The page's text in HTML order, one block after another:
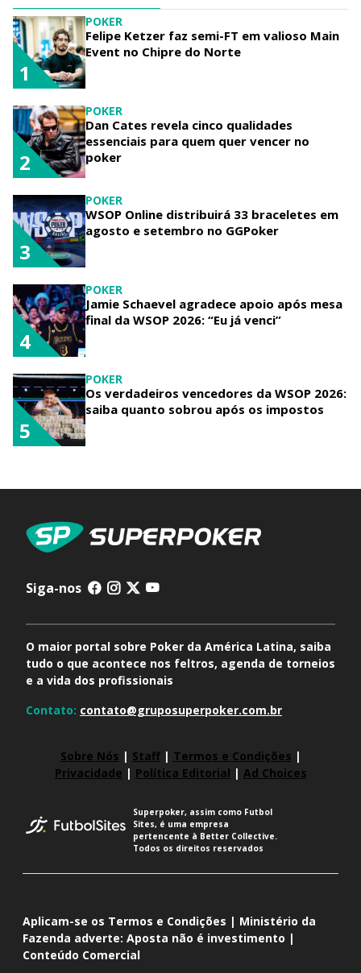
POKER
Felipe Ketzer faz semi-FT em valioso Main
Event no Chipre do Norte
1
POKER
Dan Cates revela cinco qualidades
essenciais para quem quer vencer no
poker
2
POKER
WSOP Online distribuirá 33 braceletes em
agosto e setembro no GGPoker
3
POKER
Jamie Schaevel agradece apoio após mesa
final da WSOP 2026: “Eu já venci”
4
POKER
Os verdadeiros vencedores da WSOP 2026:
saiba quanto sobrou após os impostos
5
Siga-nos
O maior portal sobre Poker da América Latina, saiba
tudo o que acontece nos feltros, agenda de torneios
e a vida dos profissionais
Contato: contato@gruposuperpoker.com.br
Sobre Nós | Staff| Termos e Condições |
Privacidade | Política Editorial | Ad Choices
Superpoker, assim como Futbol
Sites, é uma empresa
pertencente à Better Collective.
Todos os direitos reservados
Aplicam-se os Termos e Condições | Ministério da
Fazenda adverte: Aposta não é investimento |
Conteúdo Comercial